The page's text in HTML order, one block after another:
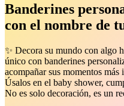
Banderines
con el nombre de
✨ Decora su mundo con algo
único con banderines
acompañar sus momentos
Úsalos en el baby shower,
No es solo decoración, es un